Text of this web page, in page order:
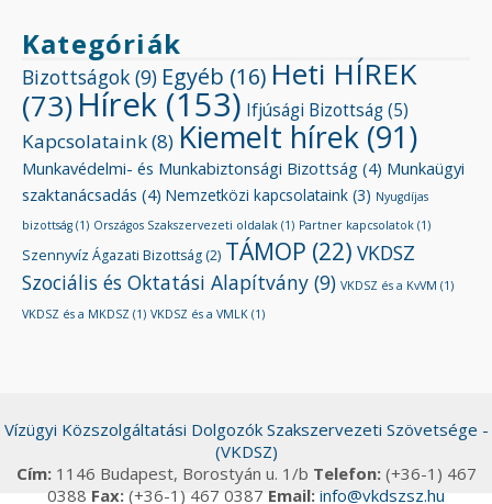
Kategóriák
Bizottságok (9) Egyéb (16) Heti HÍREK
(73)Hírek (153) Ifjúsági Bizottság(5)
Kapcsolataink(8) Kiemelt hírek (91)
Munkavédelmi- és Munkabiztonsági Bizottság (4) Munkaügyi
szaktanácsadás (4) Nemzetközi kapcsolataink (3) Nyugdíjas
bizottság (1) Országos Szakszervezeti oldalak (1) Partner kapcsolatok (1)
Szennyvíz Ágazati Bizottság (2) TÁMOP (22) VKDSZ
Szociális és Oktatási Alapítvány (9) VKDSZ és a KvVM (1)
VKDSZ és a MKDSZ (1) VKDSZ és a VMLK (1)
Vízügyi Közszolgáltatási Dolgozók Szakszervezeti Szövetsége -
(VKDSZ)
Cím: 1146 Budapest, Borostyán u. 1/b Telefon: (+36-1) 467
0388 Fax: (+36-1) 467 0387 Email: info@vkdszsz.hu